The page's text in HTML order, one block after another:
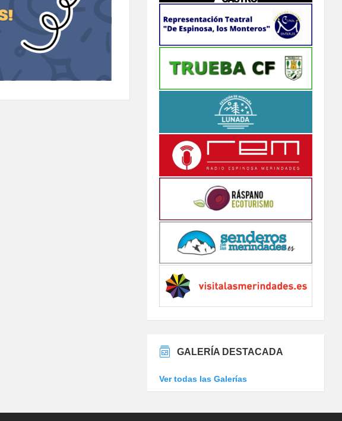
GALERÍA DESTACADA
Ver todas las Galerías